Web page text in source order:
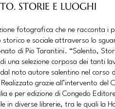
STORIE E LUOGHI
fotografica che ne racconta i
storico e sociale attraverso lo
di Pio Tarantini. “Salento,
una selezione corposa dei tanti
noto autore salentino nel corso
grazie all’intervento del
e per edizione di Congedo
in diverse librerie, tra le quali la